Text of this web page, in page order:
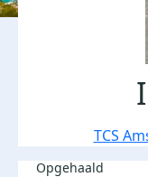
TCS
Opgehaald